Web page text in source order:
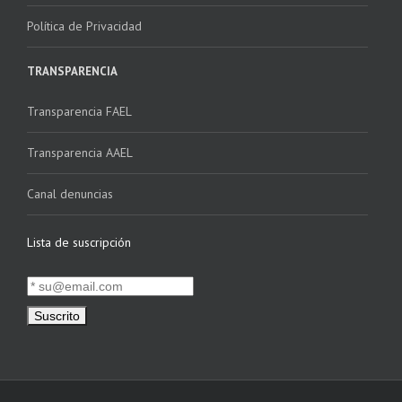
Política de Privacidad
TRANSPARENCIA
Transparencia FAEL
Transparencia AAEL
Canal denuncias
Lista de suscripción